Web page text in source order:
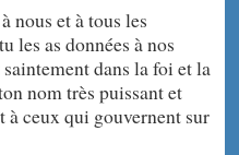
nous et à tous les
les as données à nos
dans la foi et la
nom très puissant et
à ceux qui gouvernent sur